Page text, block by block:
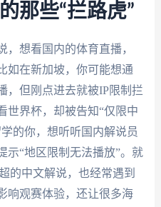
那些“拦路虎”
想看国内的体育直播，
如在新加坡，你可能想通
，但刚点进去就被IP限制拦
世界杯，却被告知“仅限中
的你，想听听国内解说员
示“地区限制无法播放”。就
的中文解说，也经常遇到
响观赛体验，还让很多海